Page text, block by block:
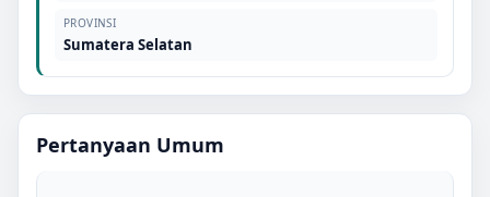
PROVINSI
Sumatera Selatan
Pertanyaan Umum